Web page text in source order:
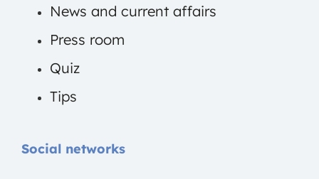
News and current affairs
Press room
Quiz
Tips
Social networks